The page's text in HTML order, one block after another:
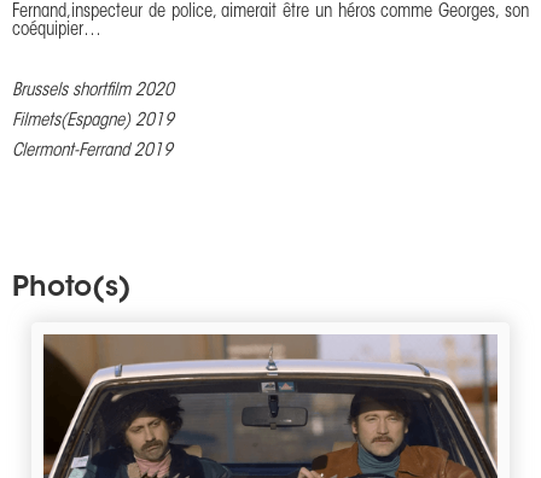
Fernand,inspecteur de police, aimerait être un héros comme Georges, son
coéquipier…
Brussels shortfilm 2020
Filmets(Espagne) 2019
Clermont-Ferrand 2019
Photo(s)